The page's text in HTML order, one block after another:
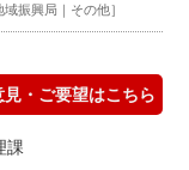
域振興局 その他］
・ご要望はこちら
課